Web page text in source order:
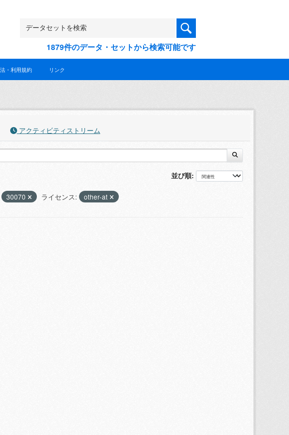
1879件のデータ・セットから検索可能です
・利用規約 リンク
アクティビティストリーム
並び順
30070 ライセンス: other-at